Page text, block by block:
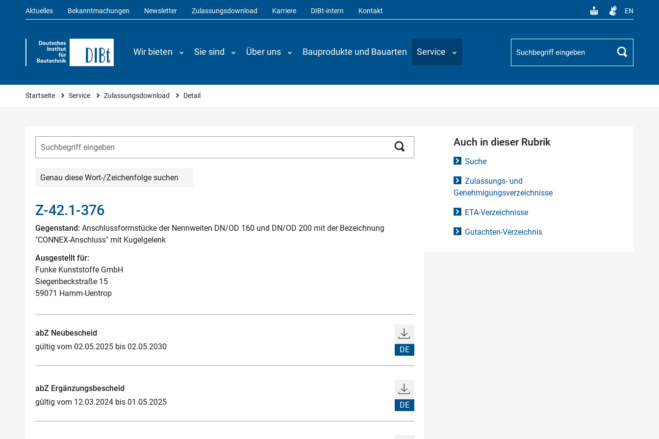
Aktuelles Bekanntmachungen Newsletter Zulassungsdownload Karriere DIBt-intern Kontakt EN
Wir bieten Sie sind Über uns Bauprodukte und Bauarten Service
Suchbegriff
Suchen
Sie sind hier
Startseite Service Zulassungsdownload Detail
Genau diese Wort-/Zeichenfolge suchen
Z-42.1-376
Gegenstand: Anschlussformstücke der Nennweiten DN/OD 160 und DN/OD 200 mit der Bezeichnung
"CONNEX-Anschluss" mit Kugelgelenk
Ausgestellt für:
Funke Kunststoffe GmbH
Siegenbeckstraße 15
59071 Hamm-Uentrop
abZ Neubescheid
gültig vom 02.05.2025 bis 02.05.2030
DE
abZ Ergänzungsbescheid
gültig vom 12.03.2024 bis 01.05.2025
DE
Auch in dieser Rubrik
Suche
Zulassungs- und
Genehmigungsverzeichnisse
ETA-Verzeichnisse
Gutachten-Verzeichnis